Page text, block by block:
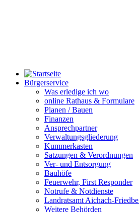
Bürgerservice
Was erledige ich wo
online Rathaus & Formulare
Planen / Bauen
Finanzen
Ansprechpartner
Verwaltungsgliederung
Kummerkasten
Satzungen & Verordnungen
Ver- und Entsorgung
Bauhöfe
Feuerwehr, First Responder
Notrufe & Notdienste
Landratsamt Aichach-
Weitere Behörden